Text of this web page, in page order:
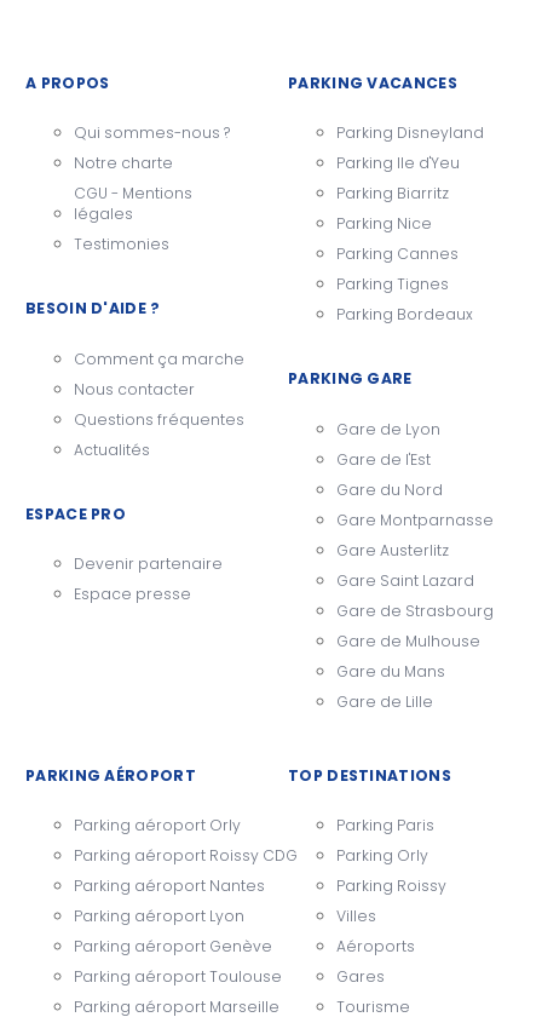
A PROPOS
Qui sommes-nous ?
Notre charte
CGU - Mentions
légales
Testimonies
BESOIN D'AIDE ?
Comment ça marche
Nous contacter
Questions fréquentes
Actualités
ESPACE PRO
Devenir partenaire
Espace presse
PARKING VACANCES
Parking Disneyland
Parking Ile d'Yeu
Parking Biarritz
Parking Nice
Parking Cannes
Parking Tignes
Parking Bordeaux
PARKING GARE
Gare de Lyon
Gare de l'Est
Gare du Nord
Gare Montparnasse
Gare Austerlitz
Gare Saint Lazard
Gare de Strasbourg
Gare de Mulhouse
Gare du Mans
Gare de Lille
PARKING AÉROPORT
Parking aéroport Orly
Parking aéroport Roissy CDG
Parking aéroport Nantes
Parking aéroport Lyon
Parking aéroport Genève
Parking aéroport Toulouse
Parking aéroport Marseille
TOP DESTINATIONS
Parking Paris
Parking Orly
Parking Roissy
Villes
Aéroports
Gares
Tourisme